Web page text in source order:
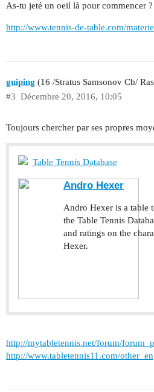
As-tu jeté un oeil là pour commencer ?
http://www.tennis-de-table.com/
guiping (16 /Stratus Samsonov Cb/
Décembre 20, 2016, 10:05
#3
Toujours chercher par ses propres
Table Tennis Database
Andro Hexer
Andro Hexer is a table
the Table Tennis
and ratings on the
Hexer.
http://mytabletennis.net/forum/
http://www.tabletennis11.com/